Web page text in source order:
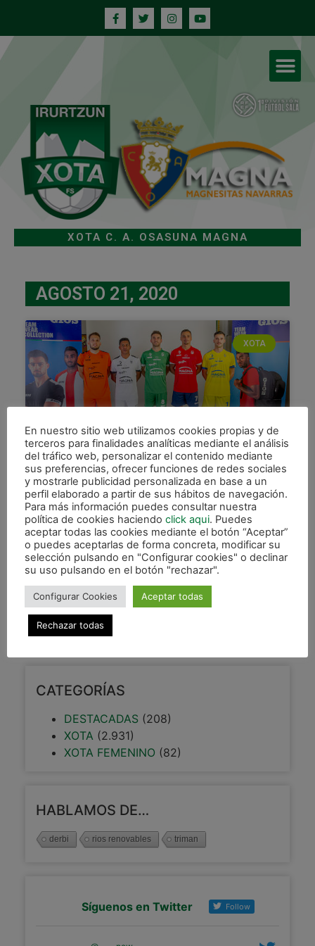
XOTA C. A. OSASUNA MAGNA
AGOSTO 21, 2020
XOTA
Presentación de las nuevas
equipaciones GIOS 2020/2021
El C.A. Osasuna Magna y su nuevo sponsor
técnico, la marca italiana GIOS, han presentado de
forma oficial las equipaciones para esta
temporada. Cinco jugadores
LEER MÁS »
21 agosto, 2020
CATEGORÍAS
DESTACADAS (208)
XOTA (2.931)
XOTA FEMENINO (82)
HABLAMOS DE…
derbi rios renovables triman
Síguenos en Twitter Follow
En nuestro sitio web utilizamos cookies propias y de
terceros para finalidades analíticas mediante el análisis
del tráfico web, personalizar el contenido mediante
sus preferencias, ofrecer funciones de redes sociales
y mostrarle publicidad personalizada en base a un
perfil elaborado a partir de sus hábitos de navegación.
Para más información puedes consultar nuestra
política de cookies haciendo click aqui. Puedes
aceptar todas las cookies mediante el botón “Aceptar”
o puedes aceptarlas de forma concreta, modificar su
selección pulsando en "Configurar cookies" o declinar
su uso pulsando en el botón "rechazar".
Configurar Cookies Aceptar todas
Rechazar todas